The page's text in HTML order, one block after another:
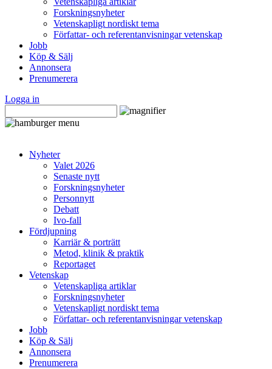
Forskningsnyheter
Vetenskapligt nordiskt tema
Författar- och referentanvisningar vetenskap
Jobb
Köp & Sälj
Annonsera
Prenumerera
Logga in
Nyheter
Valet 2026
Senaste nytt
Forskningsnyheter
Personnytt
Debatt
Ivo-fall
Fördjupning
Karriär & porträtt
Metod, klinik & praktik
Reportaget
Vetenskap
Vetenskapliga artiklar
Forskningsnyheter
Vetenskapligt nordiskt tema
Författar- och referentanvisningar vetenskap
Jobb
Köp & Sälj
Annonsera
Prenumerera